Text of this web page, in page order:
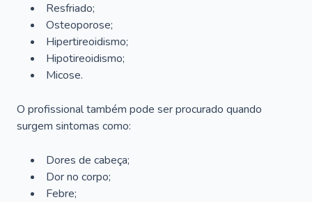
Resfriado;
Osteoporose;
Hipertireoidismo;
Hipotireoidismo;
Micose.
O profissional também pode ser procurado quando
surgem sintomas como:
Dores de cabeça;
Dor no corpo;
Febre;